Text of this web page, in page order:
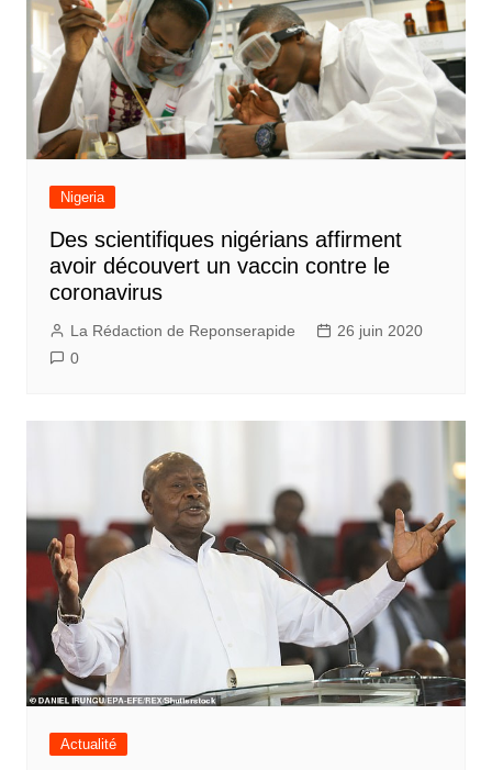
Nigeria
Des scientifiques nigérians affirment
avoir découvert un vaccin contre le
coronavirus
La Rédaction de Reponserapide
26 juin 2020
0
Actualité